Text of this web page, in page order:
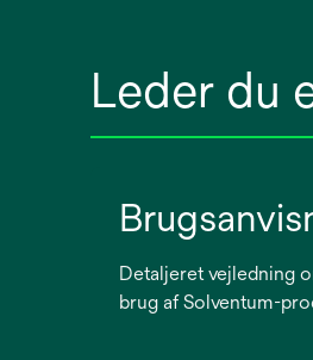
Leder du
Detaljeret vejledning
brug af Solventum-